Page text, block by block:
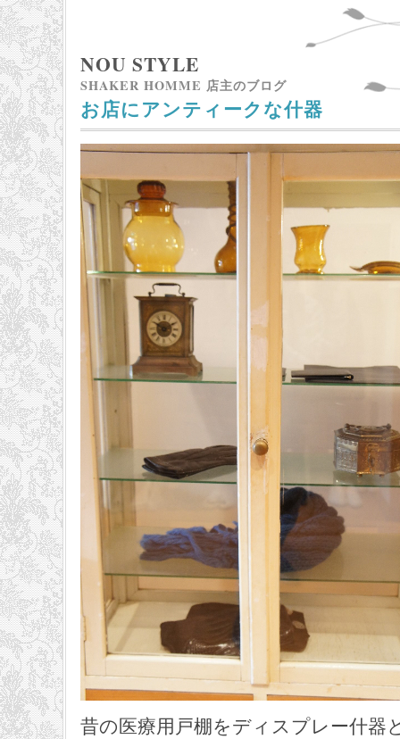
NOU STYLE
SHAKER HOMME 店主のブログ
お店にアンティークな什器
昔の医療用戸棚をディスプレー什器